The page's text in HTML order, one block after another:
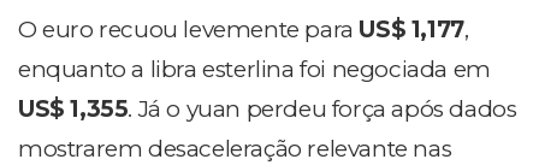
O euro recuou levemente para US$ 1,177,
enquanto a libra esterlina foi negociada em
US$ 1,355. Já o yuan perdeu força após dados
mostrarem desaceleração relevante nas